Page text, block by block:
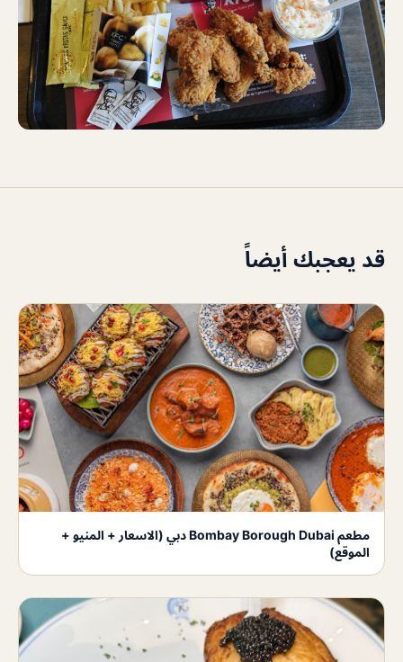
قد يعجبك أيضاً
مطعم Bombay Borough Dubai دبي (الاسعار + المنيو +
الموقع)